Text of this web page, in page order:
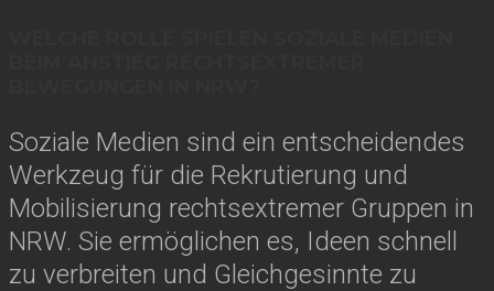
Soziale Medien sind ein entscheidendes
Werkzeug für die Rekrutierung und
Mobilisierung rechtsextremer Gruppen in
NRW. Sie ermöglichen es, Ideen schnell
zu verbreiten und Gleichgesinnte zu